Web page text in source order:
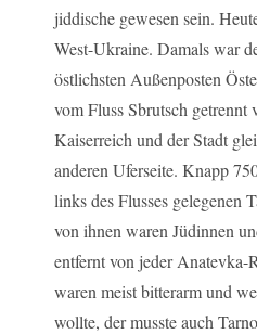
jiddische gewesen sein.
West-Ukraine. Damals war
östlichsten Außenposten
vom Fluss Sbrutsch getrennt
Kaiserreich und der Stadt
anderen Uferseite. Knapp
links des Flusses gelegenen
von ihnen waren Jüdinnen
entfernt von jeder Anatevka-
waren meist bitterarm und
wollte, der musste auch